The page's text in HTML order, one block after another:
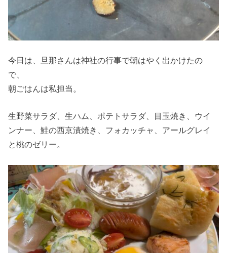
今日は、旦那さんは神社の行事で朝はやく出かけたの
で、
朝ごはんは私担当。
生野菜サラダ、生ハム、ポテトサラダ、目玉焼き、ウイ
ンナー、鮭の西京漬焼き、フォカッチャ、アールグレイ
と桃のゼリー。